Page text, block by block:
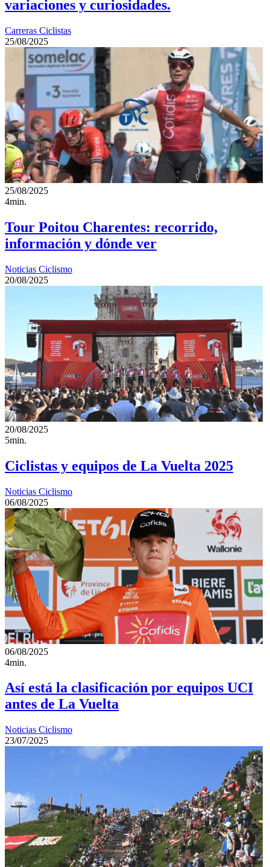
variaciones y curiosidades.
Carreras Ciclistas
25/08/2025
25/08/2025
4min.
Tour Poitou Charentes​: recorrido,
información y dónde ver
Noticias Ciclismo
20/08/2025
20/08/2025
5min.
Ciclistas y equipos de La Vuelta 2025
Noticias Ciclismo
06/08/2025
06/08/2025
4min.
Así está la clasificación por equipos UCI
antes de La Vuelta
Noticias Ciclismo
23/07/2025